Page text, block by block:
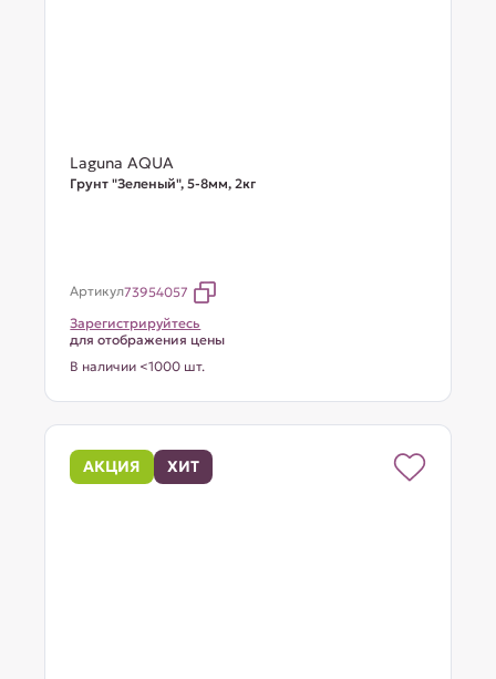
Laguna AQUA
Грунт "Зеленый", 5-8мм, 2кг
Артикул73954057
Зарегистрируйтесь
для отображения цены
В наличии <1000 шт.
АКЦИЯ ХИТ